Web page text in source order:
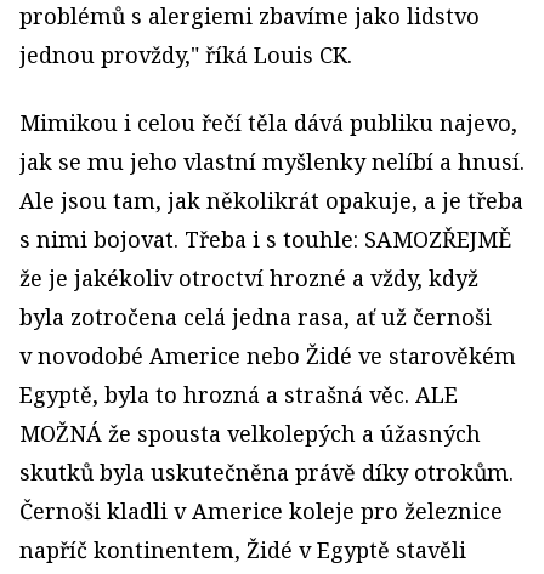
problémů s alergiemi zbavíme jako lidstvo
jednou provždy," říká Louis CK.
Mimikou i celou řečí těla dává publiku najevo,
jak se mu jeho vlastní myšlenky nelíbí a hnusí.
Ale jsou tam, jak několikrát opakuje, a je třeba
s nimi bojovat. Třeba i s touhle: SAMOZŘEJMĚ
že je jakékoliv otroctví hrozné a vždy, když
byla zotročena celá jedna rasa, ať už černoši
v novodobé Americe nebo Židé ve starověkém
Egyptě, byla to hrozná a strašná věc. ALE
MOŽNÁ že spousta velkolepých a úžasných
skutků byla uskutečněna právě díky otrokům.
Černoši kladli v Americe koleje pro železnice
napříč kontinentem, Židé v Egyptě stavěli